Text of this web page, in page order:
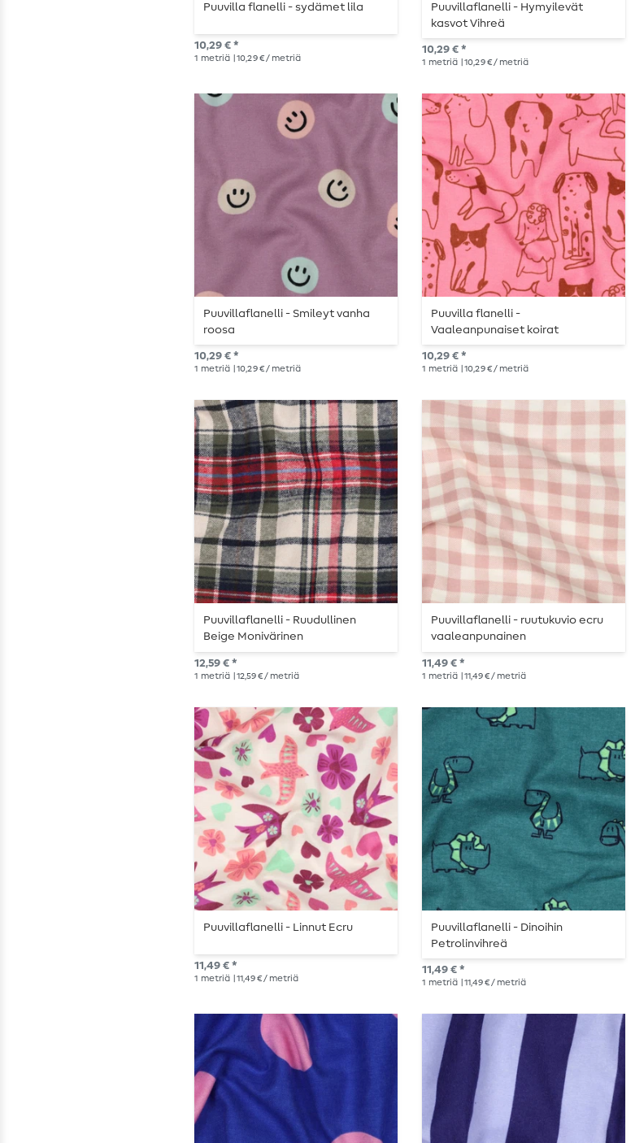
Puuvilla flanelli - sydämet lila
10,29 € *
1 metriä | 10,29 € / metriä
Puuvillaflanelli - Hymyilevät
kasvot Vihreä
10,29 € *
1 metriä | 10,29 € / metriä
Puuvillaflanelli - Smileyt vanha
roosa
10,29 € *
1 metriä | 10,29 € / metriä
Puuvilla flanelli -
Vaaleanpunaiset koirat
10,29 € *
1 metriä | 10,29 € / metriä
Puuvillaflanelli - Ruudullinen
Beige Monivärinen
12,59 € *
1 metriä | 12,59 € / metriä
Puuvillaflanelli - ruutukuvio ecru
vaaleanpunainen
11,49 € *
1 metriä | 11,49 € / metriä
Puuvillaflanelli - Linnut Ecru
11,49 € *
1 metriä | 11,49 € / metriä
Puuvillaflanelli - Dinoihin
Petrolinvihreä
11,49 € *
1 metriä | 11,49 € / metriä